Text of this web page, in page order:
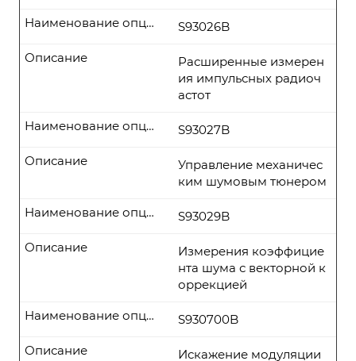
S93026B
Наименование опции
Расширенные измерен
ия импульсных радиоч
астот
Описание
S93027B
Наименование опции
Управление механичес
ким шумовым тюнером
Описание
S93029B
Наименование опции
Измерения коэффицие
нта шума с векторной к
оррекцией
Описание
S930700B
Наименование опции
Искажение модуляции
Описание